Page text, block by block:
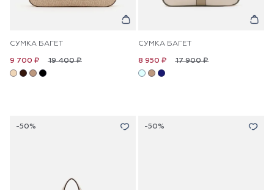
СУМКА БАГЕТ
19 400 ₽
9 700 ₽
СУМКА БАГЕТ
17 900 ₽
8 950 ₽
-50% -50%